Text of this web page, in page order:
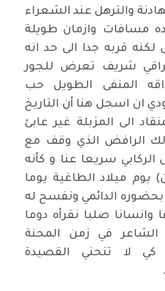
والترهل عند الشعراء
مسافات وازمان طويلة
قربه جدا الى حد انه
شريف تعرض للجور
المنفى الطويل حب
ان اسجل هنا أن التاريخ
الى المزبلة غير عابئ
الرافض الذي وقف مع
سريعا عنا و كأنه
28 / نيسان) يوم ميلاد الطاغية يوما
بحضوره الدائمي ونفسح له
وانسانا صلبا نقرأه دوما
في زمن المحنة
كي لا تنحني القصيدة